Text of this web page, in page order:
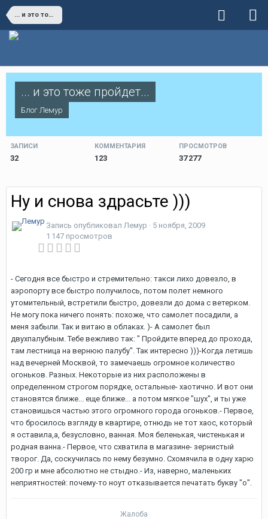
... и это тоже пройдет...
... и это тоже пройдет...
Блог Лемур
ЗАПИСИ
32
КОММЕНТАРИЯ
123
ПРОСМОТРОВ
37 277
Ну и снова здрасьте )))
Запись опубликовал Лемур · 5 ноября, 2009
1 147 просмотров
- Сегодня все быстро и стремительно: такси лихо довезло, в
аэропорту все быстро получилось, потом полет немного
утомительный, встретили быстро, довезли до дома с ветерком.
Не могу пока ничего понять: похоже, что самолет посадили, а
меня забыли. Так и витаю в облаках. )- А самолет был
двухпалубным. Тебе вежливо так: " Пройдите вперед до прохода,
там лестница на вернюю палубу". Так интересно )))-Когда летишь
над вечерней Москвой, то замечаешь огромное количество
огоньков. Разных. Некоторые из них расположены в
определенном строгом порядке, остальные- хаотично. И вот они
становятся ближе... еще ближе... а потом мягкое "шух", и ты уже
становишься частью этого огромного города огоньков.- Первое,
что бросилось взгляду в квартире, отнюдь не тот хаос, который
я оставила,а, безусловно, ванная. Моя беленькая, чистенькая и
родная ванна.- Первое, что схватила в магазине- зернистый
творог. Да, соскучилась по нему безумно. Схомячила в одну харю
200 гр и мне абсолютно не стыдно.- Из, наверно, маленьких
неприятностей: почему-то ноут отказывается печатать букву "о".
Жалоба